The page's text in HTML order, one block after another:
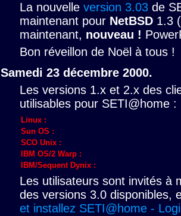
La nouvelle version 3.03 de
maintenant pour NetBSD 1.3
maintenant, nouveau !
Bon réveillon de Noël à tous !
Samedi 23 décembre 2000.
Les versions 1.x et 2.x des
utilisables pour SETI@home :
Linux :
Sun OS :
SCO Unix :
IBM OS/2 Warp :
IBM/Sequent Dynix :
Les utilisateurs sont invités à
des versions 3.0 disponibles,
et installez SETI@home -